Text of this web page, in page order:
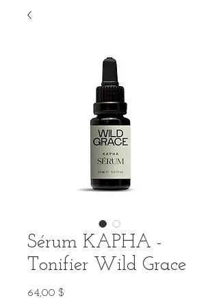
Sérum KAPHA -
Tonifier Wild Grace
64,00 $